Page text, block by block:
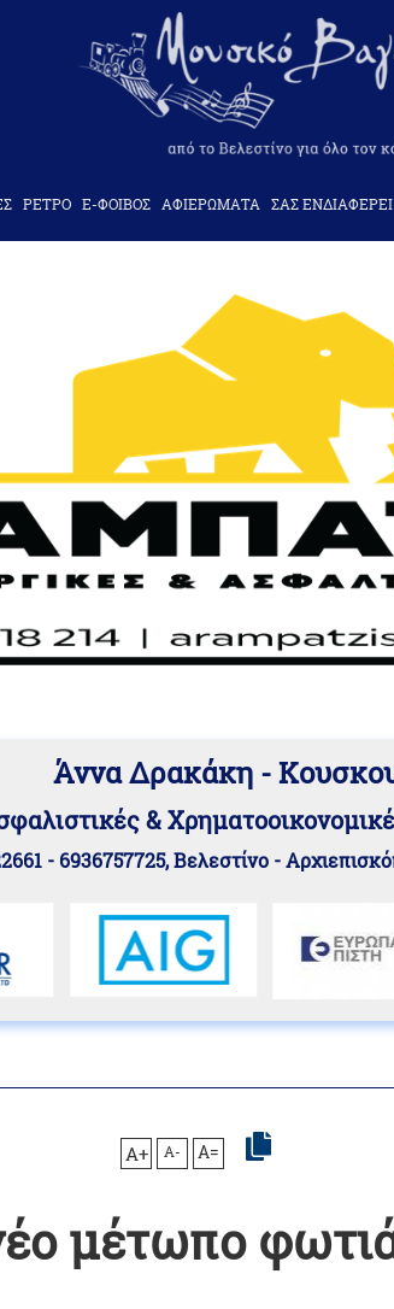
ΡΕΤΡΟ Ε-ΦΟΙΒΟΣ ΑΦΙΕΡΩΜΑΤΑ ΣΑΣ ΕΝΔΙΑΦΕΡΕΙ
Άννα Δρακάκη -
&
- 6936757725, Βελεστίνο -
A+ A- A=
μέτωπο